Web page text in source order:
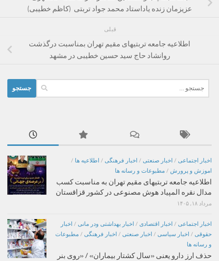
عزیزمان زنده یاداستاد محمد جواد تربتی (کاظم خطیبی)
قبلی
اطلاعیه جامعه تربتیهای مقیم تهران بمناسبت درگذشت
روانشاد حاج سید حسین خطیبی در مشهد
برای:
اخبار اجتماعی / اخبار صنعتی / اخبار فرهنگی / اطلاعیه ها /
اموزش و پرورش / مطبوعات و رسانه ها
اطلاعیه جامعه تربتیهای مقیم تهران به مناسبت کسب
مدال نقره المپیاد هوش مصنوعی در کشور قزاقستان
مرداد ۱۸, ۱۴۰۵
اخبار اجتماعی / اخبار اقتصادی / اخبار بهداشتی ودر مانی / اخبار
حقوقی / اخبار سیاسی / اخبار صنعتی / اخبار فرهنگی / مطبوعات
و رسانه ها
حذف ارز دارو یعنی «سال کشتار بیماران» / «روی بنر